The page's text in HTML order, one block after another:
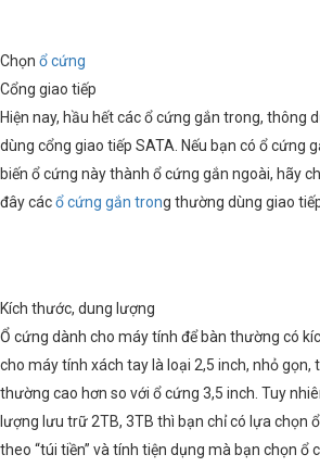
Chọn ổ cứng
Cổng giao tiếp
Hiện nay, hầu hết các ổ cứng gắn trong, thông
dùng cổng giao tiếp SATA. Nếu bạn có ổ cứng
biến ổ cứng này thành ổ cứng gắn ngoài, hãy
đây cácổ cứng gắn trong thường dùng giao
Kích thước, dung lượng
Ổ cứng dành cho máy tính để bàn thường có
cho máy tính xách tay là loại 2,5 inch, nhỏ gọn,
thường cao hơn so với ổ cứng 3,5 inch. Tuy
lượng lưu trữ 2TB, 3TB thì bạn chỉ có lựa chọn
theo “túi tiền” và tính tiện dụng mà bạn chọn ổ